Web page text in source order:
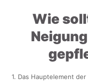
Wie
1. Das Hauptelement